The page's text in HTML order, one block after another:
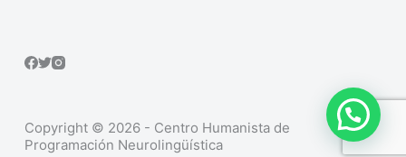
Copyright © 2026 - Centro Humanista de
Programación Neurolingüística